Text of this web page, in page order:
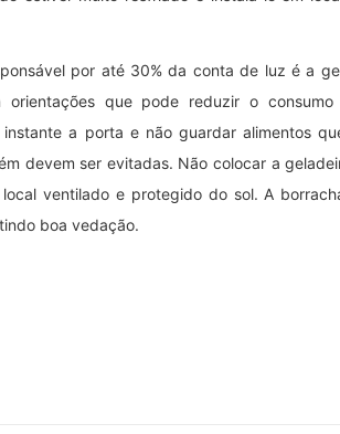
por até 30% da conta de luz é a
orientações que pode reduzir o
a porta e não guardar alimentos
devem ser evitadas. Não colocar a
ventilado e protegido do sol. A
boa vedação.